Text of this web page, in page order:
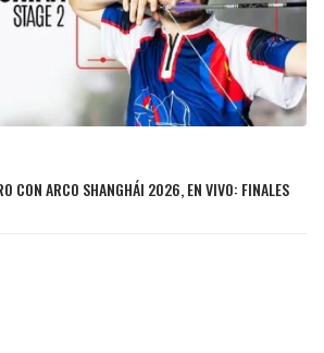
CON ARCO SHANGHÁI 2026, EN VIVO: FINALES